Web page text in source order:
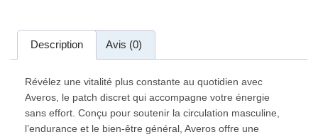
Description Avis (0)
Révélez une vitalité plus constante au quotidien avec
Averos, le patch discret qui accompagne votre énergie
sans effort. Conçu pour soutenir la circulation masculine,
l’endurance et le bien-être général, Averos offre une